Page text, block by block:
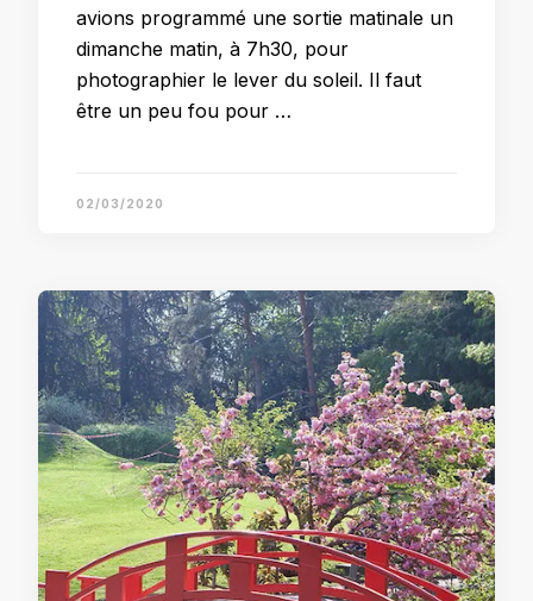
avions programmé une sortie matinale un
dimanche matin, à 7h30, pour
photographier le lever du soleil. Il faut
être un peu fou pour …
02/03/2020